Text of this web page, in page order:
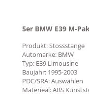
5er BMW E39 M-
Produkt: Stossstange
Automarke: BMW
Typ: E39 Limousine
Baujahr: 1995-2003
PDC/SRA: Auswählen
Materieal: ABS